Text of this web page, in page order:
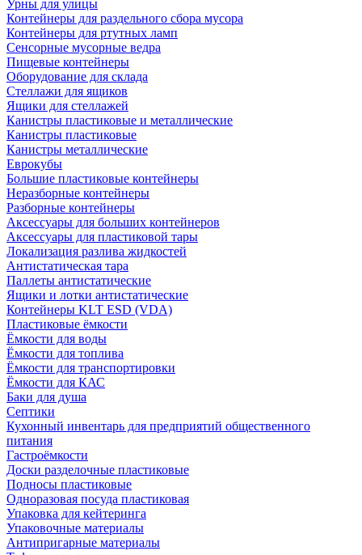
Урны для улицы
Контейнеры для раздельного сбора мусора
Контейнеры для ртутных ламп
Сенсорные мусорные ведра
Пищевые контейнеры
Оборудование для склада
Стеллажи для ящиков
Ящики для стеллажей
Канистры пластиковые и металлические
Канистры пластиковые
Канистры металлические
Еврокубы
Большие пластиковые контейнеры
Неразборные контейнеры
Разборные контейнеры
Аксессуары для больших контейнеров
Аксессуары для пластиковой тары
Локализация разлива жидкостей
Антистатическая тара
Паллеты антистатические
Ящики и лотки антистатические
Контейнеры KLT ESD (VDA)
Пластиковые ёмкости
Ёмкости для воды
Ёмкости для топлива
Ёмкости для транспортировки
Ёмкости для КАС
Баки для душа
Септики
Кухонный инвентарь для предприятий общественного
питания
Гастроёмкости
Доски разделочные пластиковые
Подносы пластиковые
Одноразовая посуда пластиковая
Упаковка для кейтеринга
Упаковочные материалы
Антипригарные материалы